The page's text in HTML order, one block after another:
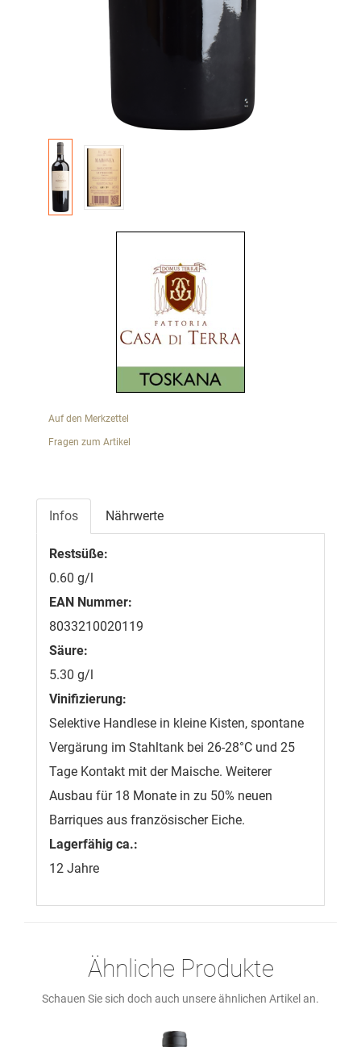
Auf den Merkzettel
Fragen zum Artikel
Infos Nährwerte
Restsüße:
0.60 g/l
EAN Nummer:
8033210020119
Säure:
5.30 g/l
Vinifizierung:
Selektive Handlese in kleine Kisten, spontane
Vergärung im Stahltank bei 26-28°C und 25
Tage Kontakt mit der Maische. Weiterer
Ausbau für 18 Monate in zu 50% neuen
Barriques aus französischer Eiche.
Lagerfähig ca.:
12 Jahre
Ähnliche Produkte
Schauen Sie sich doch auch unsere ähnlichen Artikel an.